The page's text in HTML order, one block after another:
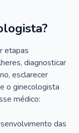
etapas
diagnosticar
esclarecer
o ginecologista
médico:
das